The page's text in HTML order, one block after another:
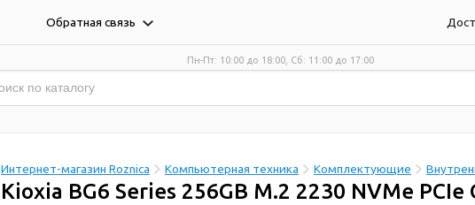
Обратная связь
Пн-Пт: 10:00 до 18:00, Сб: 11:00 до 17:00
Интернет-магазин Roznica Компьютерная техника Комплектующие
Kioxia BG6 Series 256GB M.2 2230 NVMe PCIe